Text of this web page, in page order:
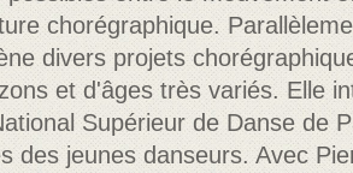
chorégraphique.
divers projets
et d'âges très variés. Elle
Supérieur de Danse de
des jeunes danseurs. Avec